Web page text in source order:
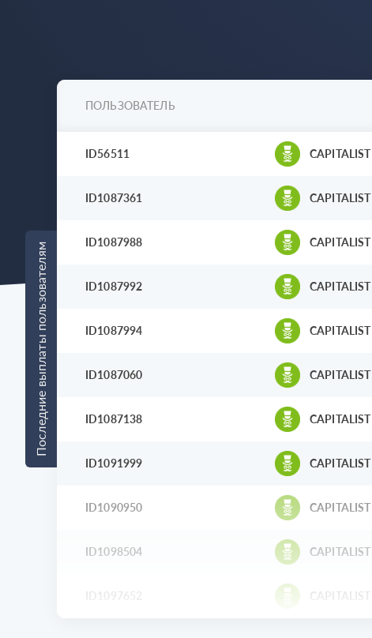
Последние выплаты пользователям
ПОЛЬЗОВАТЕЛЬ
ID56511 CAPITALIST
ID1087361 CAPITALIST
ID1087988 CAPITALIST
ID1087992 CAPITALIST
ID1087994 CAPITALIST
ID1087060 CAPITALIST
ID1087138 CAPITALIST
ID1091999 CAPITALIST
ID1090950 CAPITALIST
ID1098504 CAPITALIST